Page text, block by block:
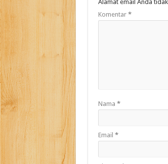
Alamat email Anda
Komentar *
Nama *
Email *